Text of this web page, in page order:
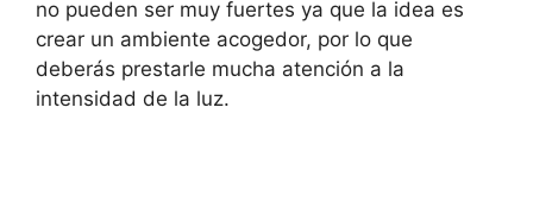
no pueden ser muy fuertes ya que la idea es
crear un ambiente acogedor, por lo que
deberás prestarle mucha atención a la
intensidad de la luz.